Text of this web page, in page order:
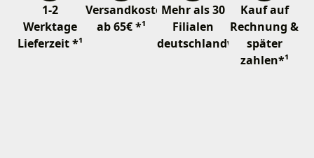
1-2
Werktage
Lieferzeit *¹
Versandkostenfrei
ab 65€ *¹
Mehr als 30
Filialen
deutschlandweit
Kauf auf
Rechnung &
später
zahlen*¹